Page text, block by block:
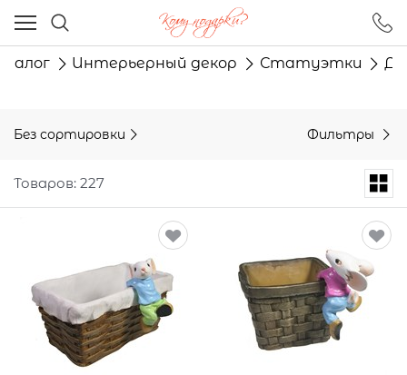
Интерьерный декор Статуэтки
Без сортировки Фильтры
Товаров: 227
Ваш город - Москва,
угадали?
ДА НЕТ